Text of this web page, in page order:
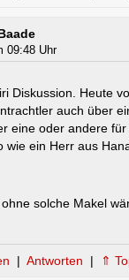
09:48 Uhr
Diskussion. Heute
auch über
eine oder andere
wie ein Herr aus
solche Makel
| Antworten | ⇑